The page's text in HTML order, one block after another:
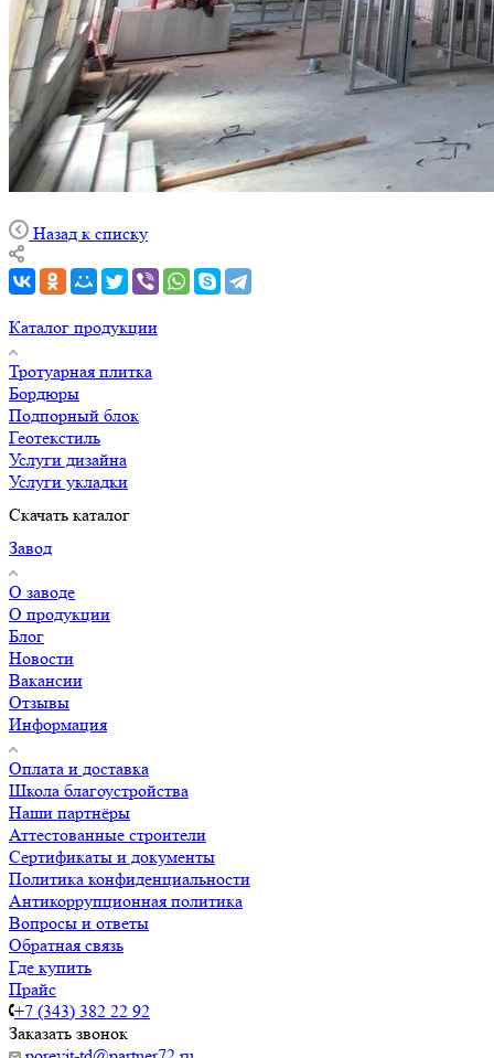
Назад к списку
Каталог продукции
Тротуарная плитка
Бордюры
Подпорный блок
Геотекстиль
Услуги дизайна
Услуги укладки
Скачать каталог
Завод
О заводе
О продукции
Блог
Новости
Вакансии
Отзывы
Информация
Оплата и доставка
Школа благоустройства
Наши партнёры
Аттестованные строители
Сертификаты и документы
Политика конфиденциальности
Антикоррупционная политика
Вопросы и ответы
Обратная связь
Где купить
Прайс
+7 (343) 382 22 92
Заказать звонок